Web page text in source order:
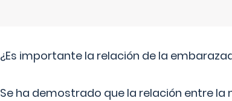
¿Es importante la relación de la
Se ha demostrado que la relación entre la